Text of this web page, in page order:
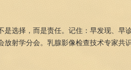
选择，而是责任。记住：早发现、早
射学分会。乳腺影像检查技术专家共